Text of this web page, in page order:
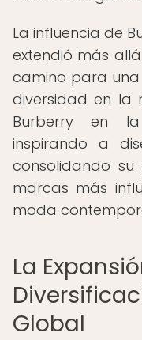
La influencia de
extendió más
camino para
diversidad en la
Burberry en
inspirando a
consolidando
marcas más
moda
La
Global